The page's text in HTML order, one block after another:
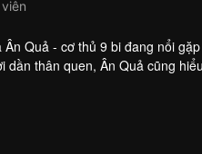
Quả - cơ thủ 9 bi đang nổi
thân quen, Ân Quả cũng
một trận đấu, anh bị cấm
tuổi cao ngạo nên không
mà dưới tác động của Ân